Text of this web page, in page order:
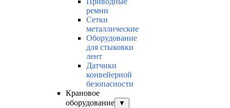
ремни
Сетки
металлические
Оборудование
для стыковки
лент
Датчики
конвейерной
безопасности
Крановое
оборудование
▼